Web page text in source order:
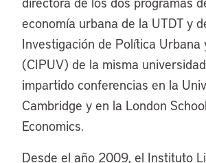
economía urbana de la UTDT y
Investigación de Política Urbana
(CIPUV) de la misma
impartido conferencias en la
Cambridge y en la London
Economics.
Desde el año 2009, el Instituto